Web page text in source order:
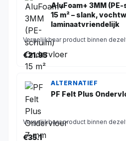
AluFoam+ 3MM
15 m² – slank,
laminaatvriendelijk
Vergelijkbaar product binnen
€21.95
ALTERNATIEF
PF Felt Plus
Vergelijkbaar product binnen
€35.1